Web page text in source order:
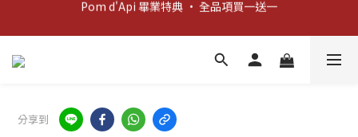
新客歡迎禮：輸入 "welcome10" 享首單九折！
新客歡迎禮：輸入 "welcome10" 享首單九折！
分享到